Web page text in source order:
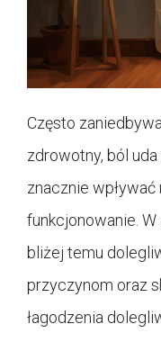
Często
zdrowotny, ból
znacznie
funkcjonowanie.
bliżej temu
przyczynom oraz
łagodzenia